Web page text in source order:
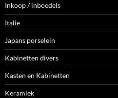
Inkoop / inboedels
Italie
Japans porselein
Kabinetten divers
Kasten en Kabinetten
Keramiek